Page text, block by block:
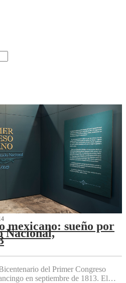
mexicano: sueño por
Nacional,
del Primer Congreso
en septiembre de 1813. El…